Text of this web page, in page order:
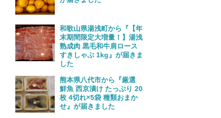
和歌山県湯浅町から『【年
末期間限定大増量！】湯浅
熟成肉 黒毛和牛肩ロース
すきしゃぶ 1kg』が届きま
した
熊本県八代市から『厳選
鮮魚 西京漬け たっぷり 20
枚 4切れ×5袋 種類おまか
せ』が届きました